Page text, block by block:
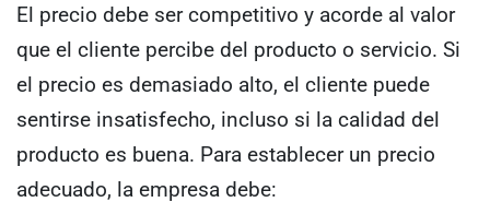
El precio debe ser competitivo y acorde al valor
que el cliente percibe del producto o servicio. Si
el precio es demasiado alto, el cliente puede
sentirse insatisfecho, incluso si la calidad del
producto es buena. Para establecer un precio
adecuado, la empresa debe: